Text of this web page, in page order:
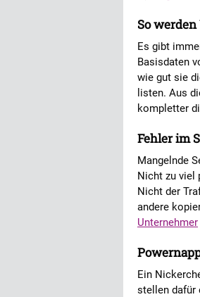
So
Es gibt
Basisdaten
wie gut sie
listen. Aus
kompletter
Fehler im
Mangelnde
Nicht zu viel
Nicht der
andere
Unternehmer
Ein
stellen dafür